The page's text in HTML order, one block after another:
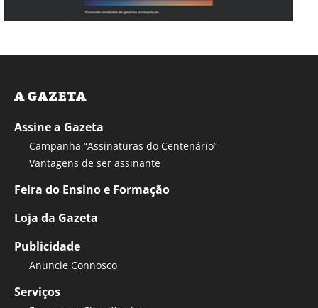
A GAZETA
Assine a Gazeta
Campanha “Assinaturas do Centenário”
Vantagens de ser assinante
Feira do Ensino e Formação
Loja da Gazeta
Publicidade
Anuncie Connosco
Serviços